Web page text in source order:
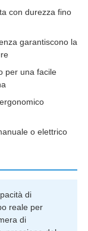
con durezza fino
garantiscono la
per una facile
o elettrico
di
reale per
di